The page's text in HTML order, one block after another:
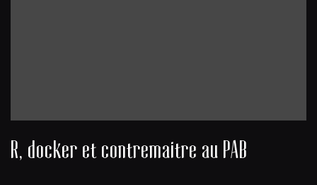
R, docker et contremaitre au PAB